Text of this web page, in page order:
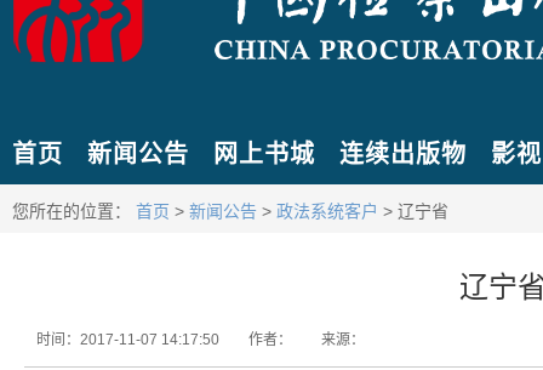
首页 新闻公告 网上书城 连续出版物 影
您所在的位置： 首页 > 新闻公告 > 政法系统客户 > 辽宁省
辽宁
时间：2017-11-07 14:17:50 作者： 来源：